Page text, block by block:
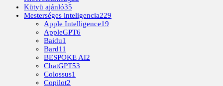
Kütyü ajánló35
Mesterséges inteligencia229
Apple Intelligence19
AppleGPT6
Baidu1
Bard11
BESPOKE AI2
ChatGPT53
Colossus1
Copilot2